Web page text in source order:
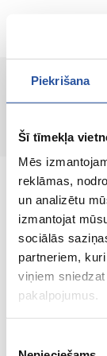
Piekrišana
Šī tīmekļa
Mēs
reklāmas,
un analizētu
izmantojat
sociālās
partneriem,
viņiem
pakalpojumus.
Veebipoodi
toodetega,
peamine
Koik